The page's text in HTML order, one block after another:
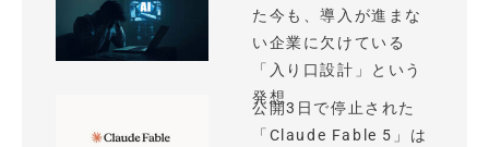
た今も、導入が進まな
い企業に欠けている
「入り口設計」という
発想
公開3日で停止された
「Claude Fable 5」は